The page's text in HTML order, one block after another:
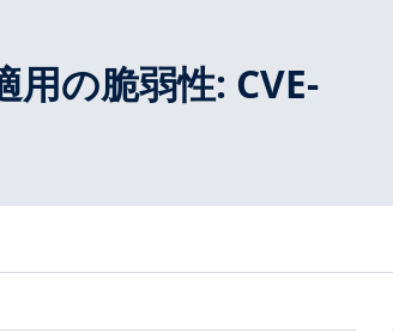
の脆弱性: CVE-